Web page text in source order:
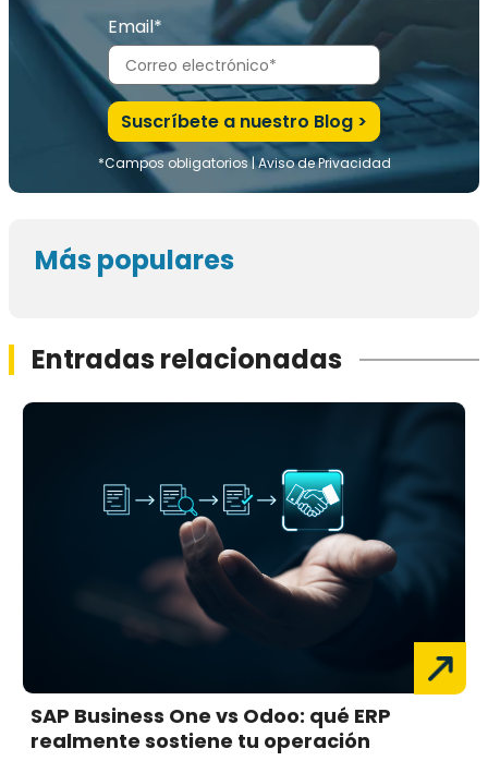
Email*
*Campos obligatorios |Aviso de Privacidad
Más populares
Entradas relacionadas
SAP Business One vs Odoo: qué ERP
realmente sostiene tu operación